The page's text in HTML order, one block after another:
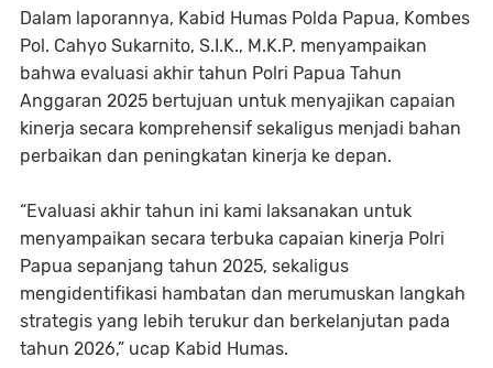
Dalam laporannya, Kabid Humas Polda Papua, Kombes
Pol. Cahyo Sukarnito, S.I.K., M.K.P. menyampaikan
bahwa evaluasi akhir tahun Polri Papua Tahun
Anggaran 2025 bertujuan untuk menyajikan capaian
kinerja secara komprehensif sekaligus menjadi bahan
perbaikan dan peningkatan kinerja ke depan.
“Evaluasi akhir tahun ini kami laksanakan untuk
menyampaikan secara terbuka capaian kinerja Polri
Papua sepanjang tahun 2025, sekaligus
mengidentifikasi hambatan dan merumuskan langkah
strategis yang lebih terukur dan berkelanjutan pada
tahun 2026,” ucap Kabid Humas.